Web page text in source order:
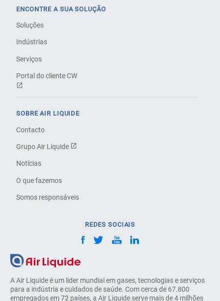
A Air Liquide é um líder mundial em gases, tecnologias e serviços
para a indústria e cuidados de saúde. Com cerca de 67.800
empregados em 72 países, a Air Liquide serve mais de 4 milhões
ENCONTRE A SUA SOLUÇÃO
Soluções
Indústrias
Serviços
Portal do cliente CW
SOBRE AIR LIQUIDE
Contacto
Grupo Air Liquide
Notícias
O que fazemos
Somos responsáveis
REDES SOCIAIS